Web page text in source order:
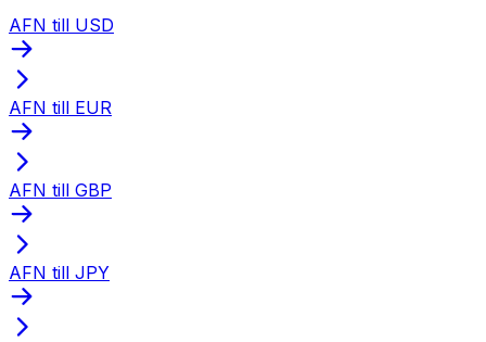
AFN till USD
AFN till EUR
AFN till GBP
AFN till JPY